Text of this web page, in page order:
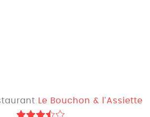
Le Bouchon & l'Assiette